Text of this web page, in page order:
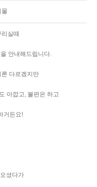
물
리실때
안내해드립니다.
다르겠지만
아깝고, 불편은 하고
거든요!
셨다가